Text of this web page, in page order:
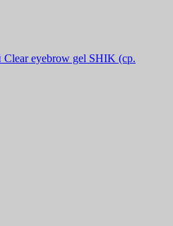
eyebrow gel SHIK (ср.